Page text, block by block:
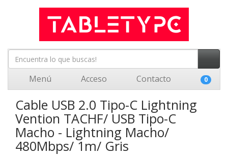
Menú Acceso Contacto 0
Cable USB 2.0 Tipo-C Lightning
Vention TACHF/ USB Tipo-C
Macho - Lightning Macho/
480Mbps/ 1m/ Gris